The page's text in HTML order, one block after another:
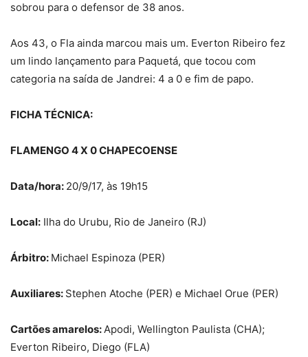
sobrou para o defensor de 38 anos.
Aos 43, o Fla ainda marcou mais um. Everton Ribeiro fez
um lindo lançamento para Paquetá, que tocou com
categoria na saída de Jandrei: 4 a 0 e fim de papo.
FICHA TÉCNICA:
FLAMENGO 4 X 0 CHAPECOENSE
Data/hora: 20/9/17, às 19h15
Local: Ilha do Urubu, Rio de Janeiro (RJ)
Árbitro: Michael Espinoza (PER)
Auxiliares: Stephen Atoche (PER) e Michael Orue (PER)
Cartões amarelos:Apodi, Wellington Paulista (CHA);
Everton Ribeiro, Diego (FLA)